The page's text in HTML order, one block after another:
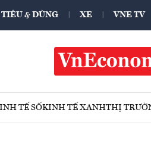
TIÊU & DÙNG XE VNE TV
TẾ SỐKINH TẾ XANHTHỊ